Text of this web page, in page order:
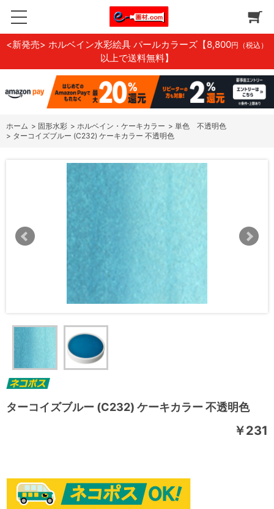
<新発売> ホルベイン水彩絵具 パールカラーズ 【8,800円（税込）
以上で送料無料】
ホーム > 固形水彩 > ホルベイン・ケーキカラー > 単色 不透明色
> ターコイズブルー (C232) ケーキカラー 不透明色
ターコイズブルー (C232) ケーキカラー 不透明色
￥231